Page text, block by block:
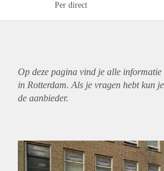
Per direct
Op deze pagina vind je alle
in Rotterdam. Als je vragen hebt kun
de aanbieder.